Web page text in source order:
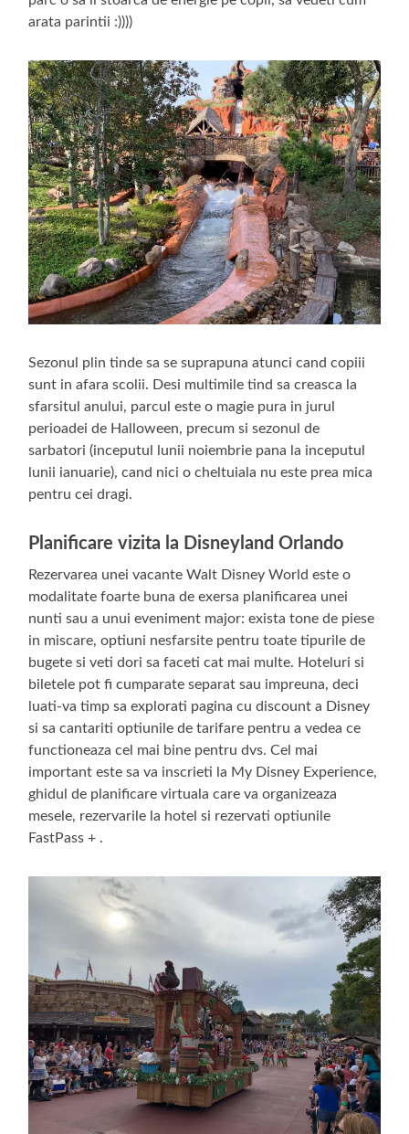
arata parintii :))))
Sezonul plin tinde sa se suprapuna atunci cand copiii
sunt in afara scolii. Desi multimile tind sa creasca la
sfarsitul anului, parcul este o magie pura in jurul
perioadei de Halloween, precum si sezonul de
sarbatori (inceputul lunii noiembrie pana la inceputul
lunii ianuarie), cand nici o cheltuiala nu este prea mica
pentru cei dragi.
Planificare vizita la Disneyland Orlando
Rezervarea unei vacante Walt Disney World este o
modalitate foarte buna de exersa planificarea unei
nunti sau a unui eveniment major: exista tone de piese
in miscare, optiuni nesfarsite pentru toate tipurile de
bugete si veti dori sa faceti cat mai multe. Hoteluri si
biletele pot fi cumparate separat sau impreuna, deci
luati-va timp sa explorati pagina cu discount a Disney
si sa cantariti optiunile de tarifare pentru a vedea ce
functioneaza cel mai bine pentru dvs. Cel mai
important este sa va inscrieti la My Disney Experience,
ghidul de planificare virtuala care va organizeaza
mesele, rezervarile la hotel si rezervati optiunile
FastPass + .